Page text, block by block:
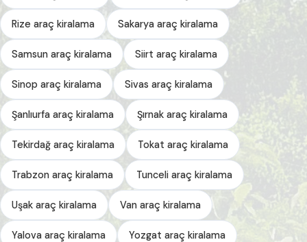
Rize araç kiralama Sakarya araç kiralama
Samsun araç kiralama Siirt araç kiralama
Sinop araç kiralama Sivas araç kiralama
Şanlıurfa araç kiralama Şırnak araç kiralama
Tekirdağ araç kiralama Tokat araç kiralama
Trabzon araç kiralama Tunceli araç kiralama
Uşak araç kiralama Van araç kiralama
Yalova araç kiralama Yozgat araç kiralama